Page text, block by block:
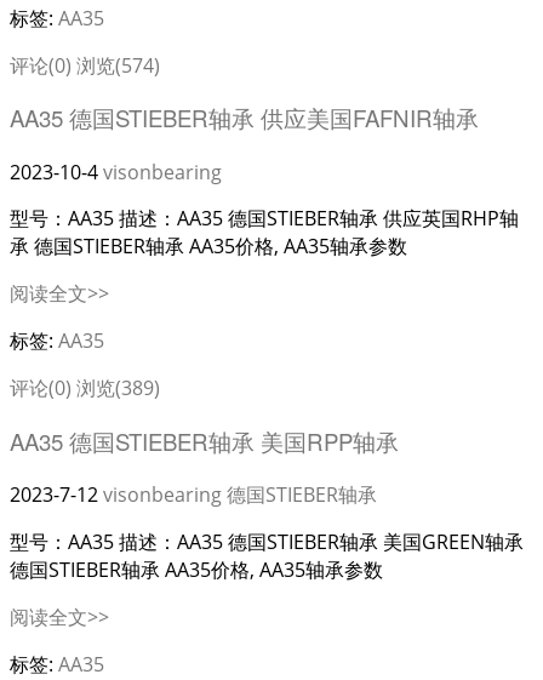
标签: AA35
评论(0) 浏览(574)
AA35 德国STIEBER轴承 供应美国FAFNIR轴承
2023-10-4visonbearing
型号：AA35 描述：AA35 德国STIEBER轴承 供应英国RHP轴
承 德国STIEBER轴承 AA35价格, AA35轴承参数
阅读全文>>
标签: AA35
评论(0) 浏览(389)
AA35 德国STIEBER轴承 美国RPP轴承
2023-7-12visonbearing德国STIEBER轴承
型号：AA35 描述：AA35 德国STIEBER轴承 美国GREEN轴承
德国STIEBER轴承 AA35价格, AA35轴承参数
阅读全文>>
标签: AA35